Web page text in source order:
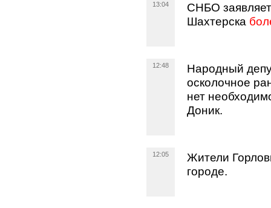
13:04
СНБО
Шахтерска
12:48
Народный
осколочное
нет
Доник.
12:05
Жители
городе.